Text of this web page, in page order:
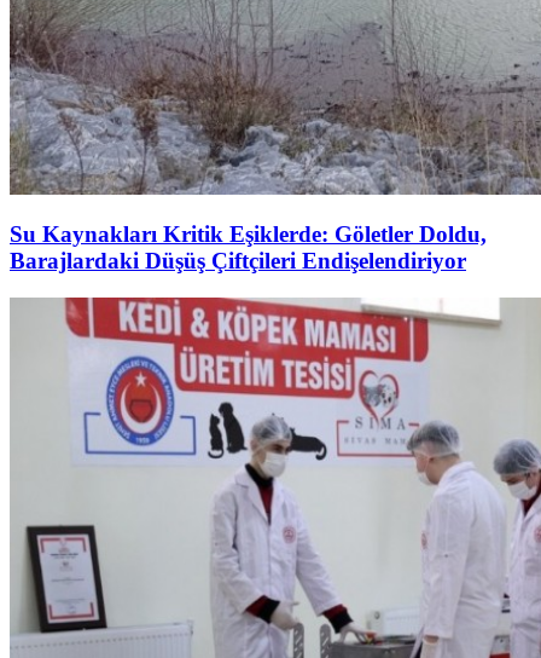
Su Kaynakları Kritik Eşiklerde: Göletler Doldu,
Barajlardaki Düşüş Çiftçileri Endişelendiriyor